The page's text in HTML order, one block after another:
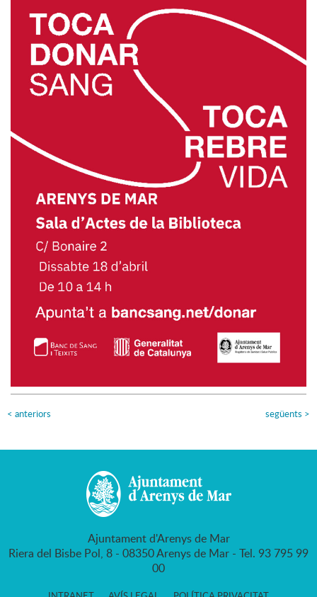
< anteriors següents >
Ajuntament d'Arenys de Mar
Riera del Bisbe Pol, 8 - 08350 Arenys de Mar - Tel. 93 795 99
00